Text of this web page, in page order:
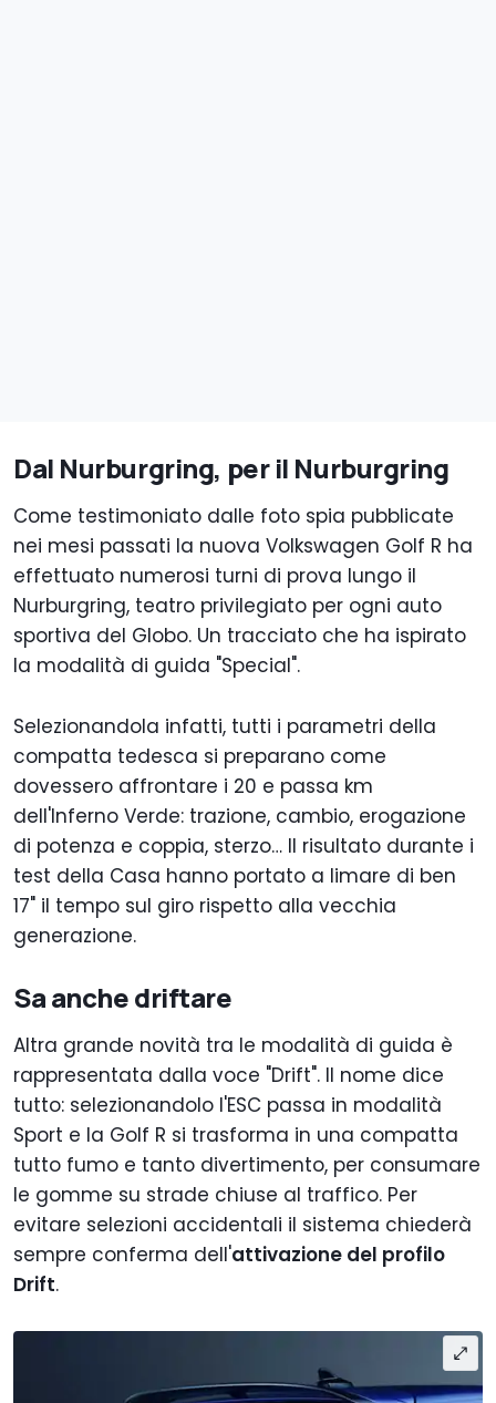
Dal Nurburgring, per il Nurburgring
Come testimoniato dalle foto spia pubblicate
nei mesi passati la nuova Volkswagen Golf R ha
effettuato numerosi turni di prova lungo il
Nurburgring, teatro privilegiato per ogni auto
sportiva del Globo. Un tracciato che ha ispirato
la modalità di guida "Special".
Selezionandola infatti, tutti i parametri della
compatta tedesca si preparano come
dovessero affrontare i 20 e passa km
dell'Inferno Verde: trazione, cambio, erogazione
di potenza e coppia, sterzo… Il risultato durante i
test della Casa hanno portato a limare di ben
17" il tempo sul giro rispetto alla vecchia
generazione.
Sa anche driftare
Altra grande novità tra le modalità di guida è
rappresentata dalla voce "Drift". Il nome dice
tutto: selezionandolo l'ESC passa in modalità
Sport e la Golf R si trasforma in una compatta
tutto fumo e tanto divertimento, per consumare
le gomme su strade chiuse al traffico. Per
evitare selezioni accidentali il sistema chiederà
sempre conferma dell'attivazione del profilo
Drift.